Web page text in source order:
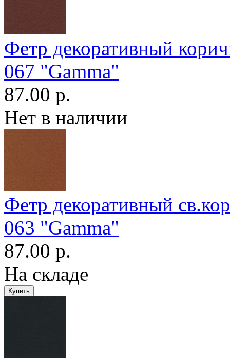
Фетр декоративный
067 "Gamma"
87.00 р.
Нет в наличии
Фетр декоративный
063 "Gamma"
87.00 р.
На складе